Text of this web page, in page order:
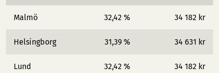
Malmö 32,42 % 34 182 kr
Helsingborg 31,39 % 34 631 kr
Lund 32,42 % 34 182 kr